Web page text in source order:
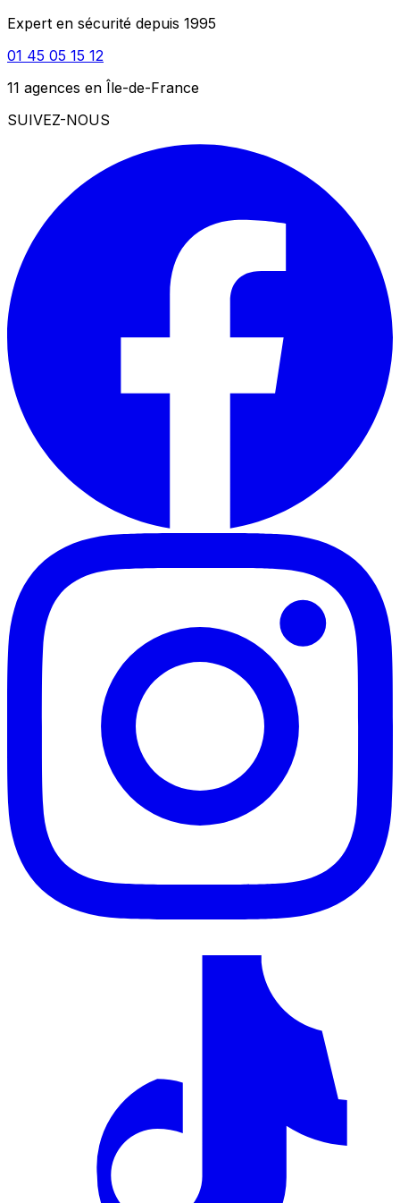
Expert en sécurité depuis 1995
01 45 05 15 12
11 agences en Île-de-France
SUIVEZ-NOUS